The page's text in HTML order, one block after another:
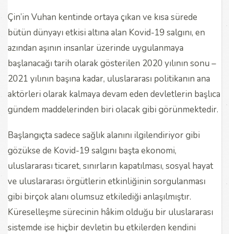
Çin’in Vuhan kentinde ortaya çıkan ve kısa sürede
bütün dünyayı etkisi altına alan Kovid-19 salgını, en
azından aşının insanlar üzerinde uygulanmaya
başlanacağı tarih olarak gösterilen 2020 yılının sonu –
2021 yılının başına kadar, uluslararası politikanın ana
aktörleri olarak kalmaya devam eden devletlerin başlıca
gündem maddelerinden biri olacak gibi görünmektedir.
Başlangıçta sadece sağlık alanını ilgilendiriyor gibi
gözükse de Kovid-19 salgını başta ekonomi,
uluslararası ticaret, sınırların kapatılması, sosyal hayat
ve uluslararası örgütlerin etkinliğinin sorgulanması
gibi birçok alanı olumsuz etkilediği anlaşılmıştır.
Küreselleşme sürecinin hâkim olduğu bir uluslararası
sistemde ise hiçbir devletin bu etkilerden kendini